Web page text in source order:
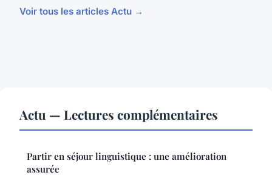
Voir tous les articles Actu →
Actu — Lectures complémentaires
Partir en séjour linguistique : une amélioration
assurée